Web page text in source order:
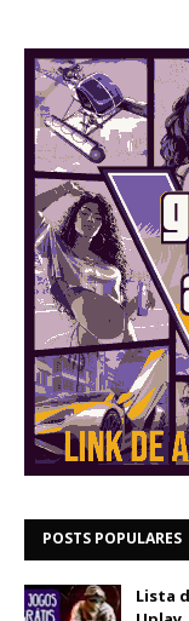
POSTS POPULARES
Lista